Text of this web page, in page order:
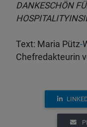
DANKESCHÖN
Text: Maria Pütz-
Chefredakteurin